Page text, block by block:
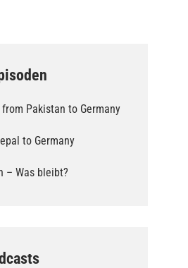
Pakistan to Germany
to Germany
– Was bleibt?